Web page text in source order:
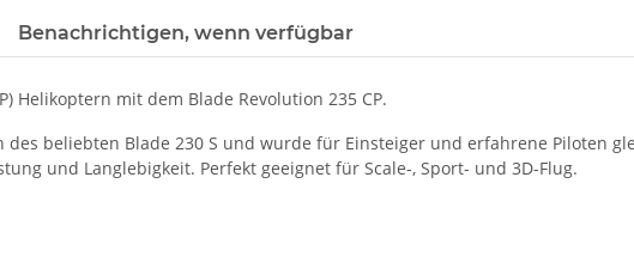
Benachrichtigen, wenn verfügbar
Helikoptern mit dem Blade Revolution 235 CP.
des beliebten Blade 230 S und wurde für Einsteiger und erfahrene Piloten
und Langlebigkeit. Perfekt geeignet für Scale-, Sport- und 3D-Flug.